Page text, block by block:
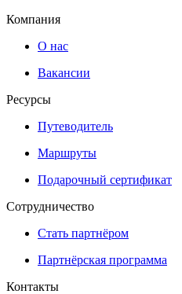
Компания
О нас
Вакансии
Ресурсы
Путеводитель
Маршруты
Подарочный сертификат
Сотрудничество
Стать партнёром
Партнёрская программа
Контакты